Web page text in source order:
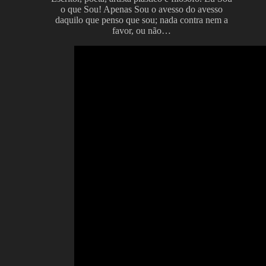
o que Sou! Apenas Sou o avesso do avesso
daquilo que penso que sou; nada contra nem a
favor, ou não…